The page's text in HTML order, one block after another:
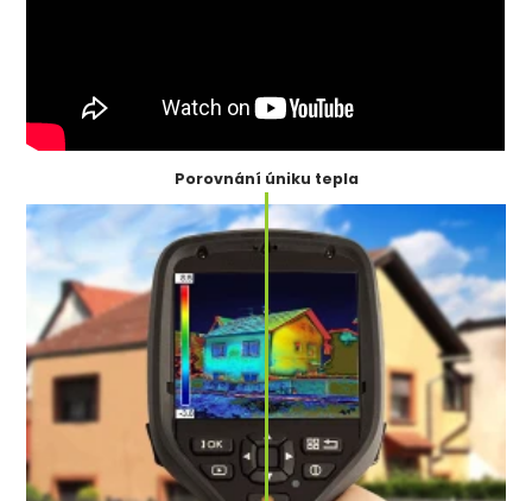
Porovnání úniku tepla